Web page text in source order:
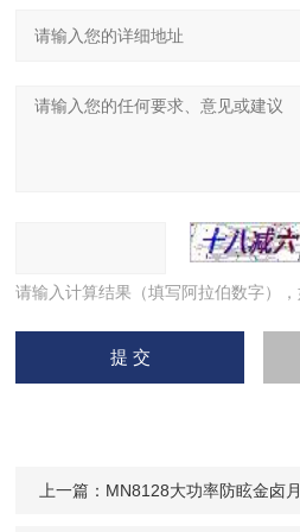
请输入计算结果（填写阿拉伯数字）
上一篇： MN8128大功率防眩金卤月